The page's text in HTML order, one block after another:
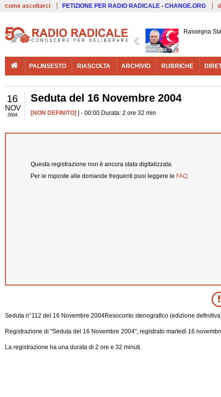
come ascoltarci PETIZIONE PER RADIO RADICALE - CHANGE.ORG
Rassegna
PALINSESTO RIASCOLTA ARCHIVIO RUBRICHE
16
NOV
2004
Seduta del 16 Novembre 2004
[NON DEFINITO] | - 00:00 Durata: 2 ore 32 min
Questa registrazione non è ancora stata digitalizzata.
Per le risposte alle domande frequenti puoi leggere le FAQ.
Seduta n°112 del 16 Novembre 2004Resoconto stenografico (edizione
Registrazione di "Seduta del 16 Novembre 2004", registrato martedì 16
La registrazione ha una durata di 2 ore e 32 minuti.